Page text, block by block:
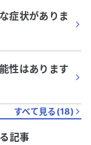
症状がありま
性はあります
すべて見る(18)
記事